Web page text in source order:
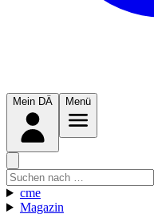
Mein DÄ Menü
cme
Magazin